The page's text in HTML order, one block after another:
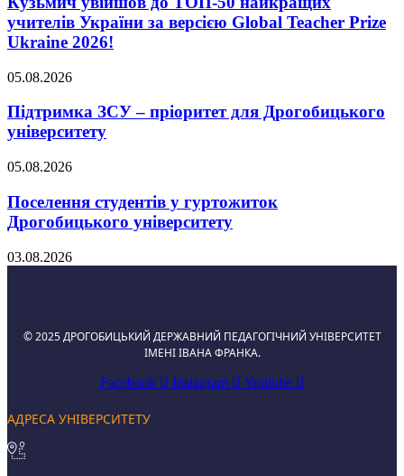
учителів України за версією Global Teacher Prize
Ukraine 2026!
05.08.2026
Підтримка ЗСУ – пріоритет для Дрогобицького
університету
05.08.2026
Поселення студентів у гуртожиток
Дрогобицького університету
03.08.2026
© 2025 ДРОГОБИЦЬКИЙ ДЕРЖАВНИЙ ПЕДАГОГІЧНИЙ УНІВЕРСИТЕТ
ІМЕНІ ІВАНА ФРАНКА.
Facebook
Instagram Youtube
АДРЕСА УНІВЕРСИТЕТУ